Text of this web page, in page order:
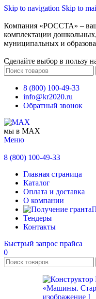
Skip to navigation Skip to
Компания «РОССТА» –
комплектации дошкольных,
муниципальных и
Сделайте выбор в пользу
8 (800) 100-49-33
info@kr2020.ru
Обратный звонок
мы в MAX
Меню
8 (800) 100-49-33
Главная страница
Каталог
Оплата и доставка
О компании
Тендеры
Контакты
Быстрый запрос прайса
0